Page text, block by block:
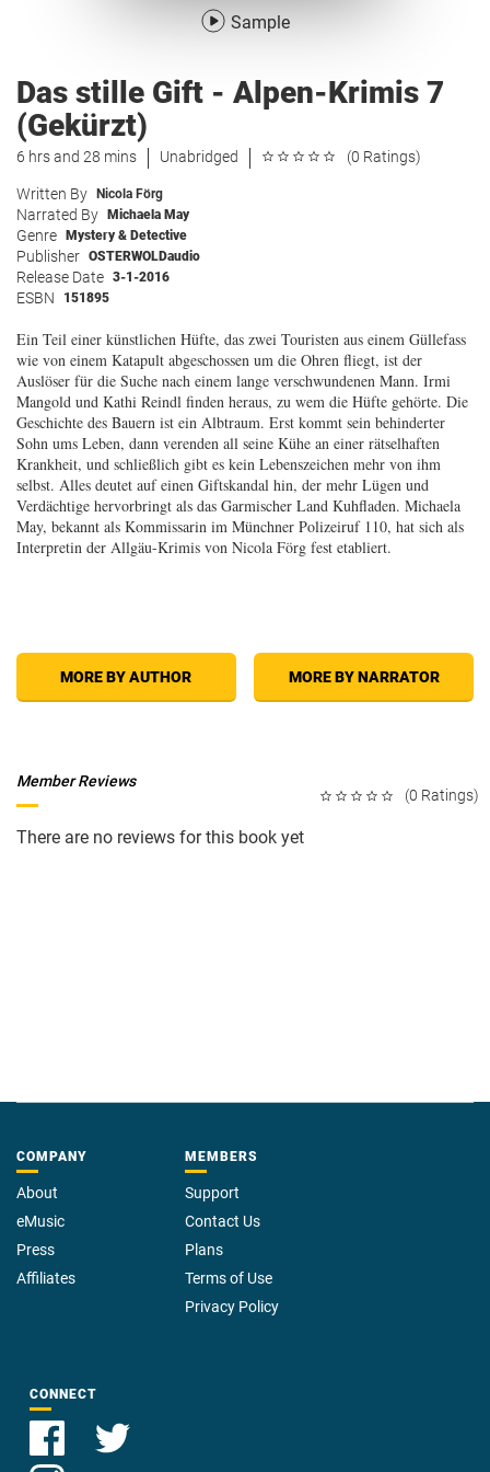
Sample
Das stille Gift - Alpen-Krimis 7
(Gekürzt)
6 hrs and 28 mins Unabridged (0 Ratings)
Written By Nicola Förg
Narrated By Michaela May
Genre Mystery & Detective
Publisher OSTERWOLDaudio
Release Date 3-1-2016
ESBN 151895
Ein Teil einer künstlichen Hüfte, das zwei Touristen aus einem Güllefass
wie von einem Katapult abgeschossen um die Ohren fliegt, ist der
Auslöser für die Suche nach einem lange verschwundenen Mann. Irmi
Mangold und Kathi Reindl finden heraus, zu wem die Hüfte gehörte. Die
Geschichte des Bauern ist ein Albtraum. Erst kommt sein behinderter
Sohn ums Leben, dann verenden all seine Kühe an einer rätselhaften
Krankheit, und schließlich gibt es kein Lebenszeichen mehr von ihm
selbst. Alles deutet auf einen Giftskandal hin, der mehr Lügen und
Verdächtige hervorbringt als das Garmischer Land Kuhfladen. Michaela
May, bekannt als Kommissarin im Münchner Polizeiruf 110, hat sich als
Interpretin der Allgäu-Krimis von Nicola Förg fest etabliert.
MORE BY AUTHOR MORE BY NARRATOR
(0 Ratings)
Member Reviews
There are no reviews for this book yet
COMPANY
About
eMusic
Press
Affiliates
MEMBERS
Support
Contact Us
Plans
Terms of Use
Privacy Policy
CONNECT